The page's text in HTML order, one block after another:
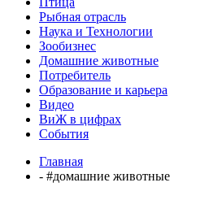
Рыбная отрасль
Наука и Технологии
Зообизнес
Домашние животные
Потребитель
Образование и карьера
Видео
ВиЖ в цифрах
События
Главная
- #домашние животные